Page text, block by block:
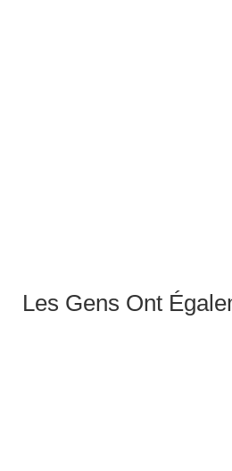
Les Gens Ont